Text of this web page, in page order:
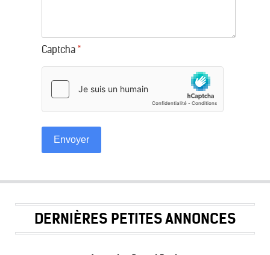
Captcha *
Envoyer
DERNIÈRES PETITES ANNONCES